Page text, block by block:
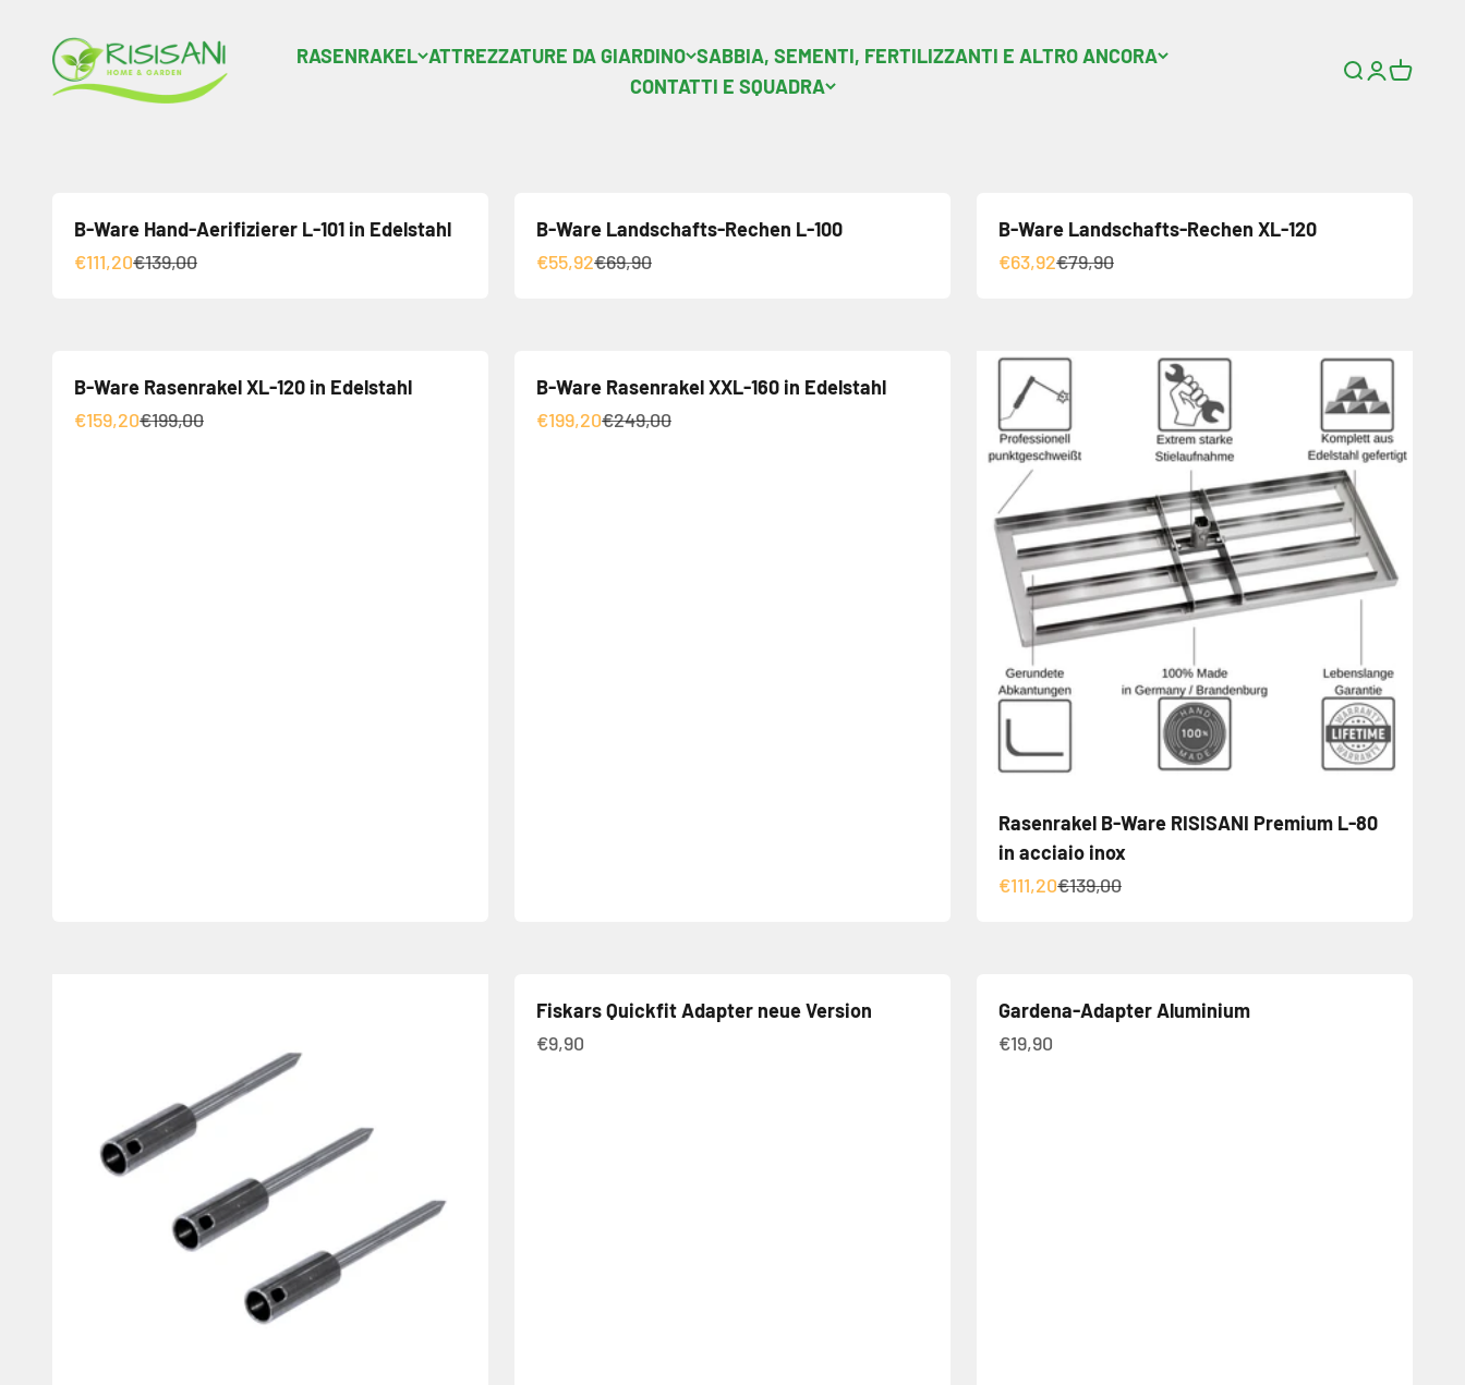
RASENRAKEL ATTREZZATURE DA GIARDINO SABBIA, SEMENTI, FERTILIZZANTI E ALTRO ANCORA
CONTATTI E SQUADRA
RISISANI Rasenrakel
Ricerca aperta
Pagina di
Aprire il
B-Ware Hand-Aerifizierer L-101 in Edelstahl
Angebot
€111,20Regulärer Preis
€139,00
B-Ware Landschafts-Rechen L-100
Angebot
€55,92Regulärer Preis
€69,90
B-Ware Landschafts-Rechen XL-120
Angebot
€63,92Regulärer Preis
€79,90
B-Ware Rasenrakel XL-120 in Edelstahl
Angebot
€159,20Regulärer Preis
€199,00
B-Ware Rasenrakel XXL-160 in Edelstahl
Angebot
€199,20Regulärer Preis
€249,00
Rasenrakel B-Ware RISISANI Premium L-80
in acciaio inox
Angebot
€111,20Regulärer Preis
€139,00
Fiskars Quickfit Adapter neue Version
Angebot
€9,90
Gardena-Adapter Aluminium
Angebot
€19,90